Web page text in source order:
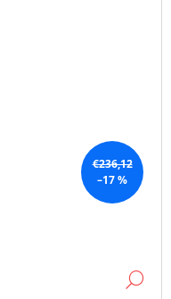
€236,12
–17 %